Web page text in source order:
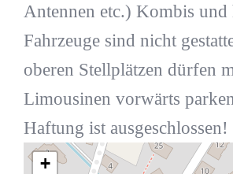
Antennen etc.) Kombis und
Fahrzeuge sind nicht
oberen Stellplätzen dürfen
Limousinen vorwärts
Haftung ist ausgeschlossen!
+